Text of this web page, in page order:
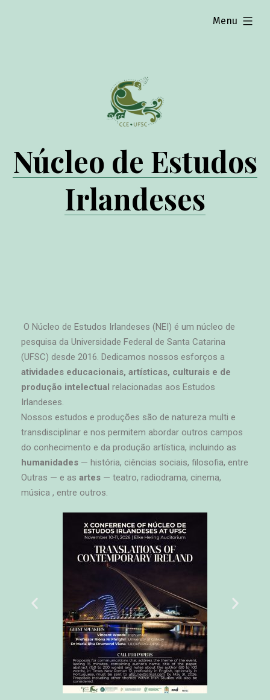
Núcleo de Estudos
Irlandeses
Menu
expanded
O Núcleo de Estudos Irlandeses (NEI) é um núcleo de
pesquisa da Universidade Federal de Santa Catarina
(UFSC) desde 2016. Dedicamos nossos esforços a
atividades educacionais, artísticas, culturais e de
produção intelectual relacionadas aos Estudos
Irlandeses.
Nossos estudos e produções são de natureza multi e
transdisciplinar e nos permitem abordar outros campos
do conhecimento e da produção artística, incluindo as
humanidades — história, ciências sociais, filosofia, entre
Outras — e as artes — teatro, radiodrama, cinema,
música , entre outros.